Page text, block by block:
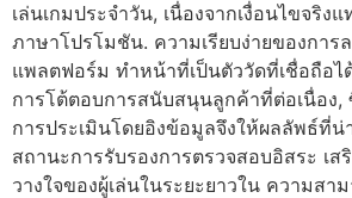
เล่นเกมประจำวัน, เนื่องจากเงื่อนไขจริง
ภาษาโปรโมชัน. ความเรียบง่ายของการ
แพลตฟอร์ม ทำหน้าที่เป็นตัววัดที่เชื่อถือ
การโต้ตอบการสนับสนุนลูกค้าที่ต่อเนื่อง,
การประเมินโดยอิงข้อมูลจึงให้ผลลัพธ์ที่น่
สถานะการรับรองการตรวจสอบอิสระ เส
วางใจของผู้เล่นในระยะยาวใน ความสา